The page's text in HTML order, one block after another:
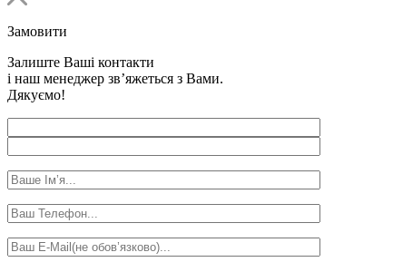
Замовити
Залиште Ваші контакти
і наш менеджер зв’яжеться з Вами.
Дякуємо!